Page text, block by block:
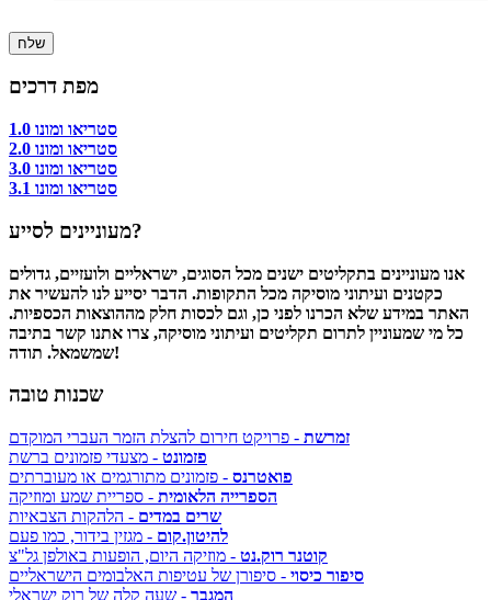
מפת דרכים
סטריאו ומונו 1.0
סטריאו ומונו 2.0
סטריאו ומונו 3.0
סטריאו ומונו 3.1
מעוניינים לסייע?
אנו מעוניינים בתקליטים ישנים מכל הסוגים, ישראליים ולועזיים, גדולים
כקטנים ועיתוני מוסיקה מכל התקופות. הדבר יסייע לנו להעשיר את
האתר במידע שלא הכרנו לפני כן, וגם לכסות חלק מההוצאות הכספיות.
כל מי שמעוניין לתרום תקליטים ועיתוני מוסיקה, צרו אתנו קשר בתיבה
שמשמאל. תודה!
שכנות טובה
זמרשת - פרויקט חירום להצלת הזמר העברי המוקדם
פזמונט - מצעדי פזמונים ברשת
פואטרנס - פזמונים מתורגמים או מעוברתים
הספרייה הלאומית - ספריית שמע ומוזיקה
שרים במדים - הלהקות הצבאיות
להיטון.קום - מגזין בידור, כמו פעם
קוטנר רוק.נט - מוזיקה היום, הופעות באולפן גל"צ
סיפור כיסוי - סיפורן של עטיפות האלבומים הישראליים
המגבר - שעה קלה של רוק ישראלי